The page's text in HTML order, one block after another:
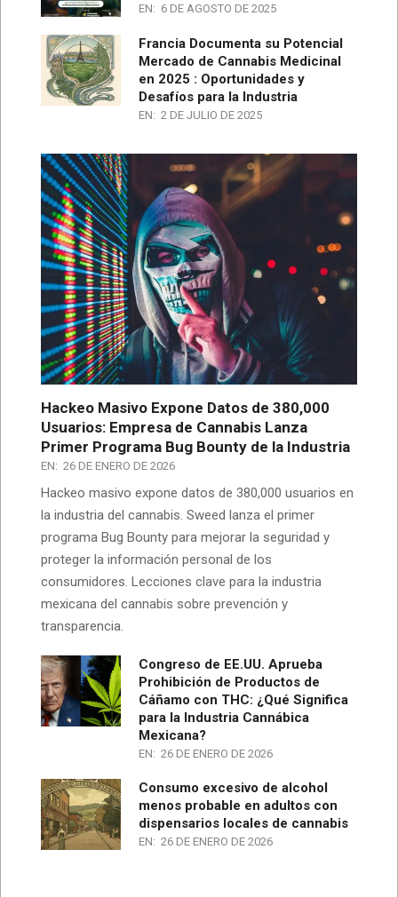
EN: 6 DE AGOSTO DE 2025
Francia Documenta su Potencial
Mercado de Cannabis Medicinal
en 2025 : Oportunidades y
Desafíos para la Industria
EN: 2 DE JULIO DE 2025
Hackeo Masivo Expone Datos de 380,000
Usuarios: Empresa de Cannabis Lanza
Primer Programa Bug Bounty de la Industria
EN: 26 DE ENERO DE 2026
Hackeo masivo expone datos de 380,000 usuarios en
la industria del cannabis. Sweed lanza el primer
programa Bug Bounty para mejorar la seguridad y
proteger la información personal de los
consumidores. Lecciones clave para la industria
mexicana del cannabis sobre prevención y
transparencia.
Congreso de EE.UU. Aprueba
Prohibición de Productos de
Cáñamo con THC: ¿Qué Significa
para la Industria Cannábica
Mexicana?
EN: 26 DE ENERO DE 2026
Consumo excesivo de alcohol
menos probable en adultos con
dispensarios locales de cannabis
EN: 26 DE ENERO DE 2026